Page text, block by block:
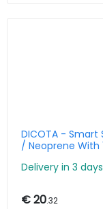
DICOTA - Smart
/ Neoprene With
Delivery in 3 days
€ 20.32